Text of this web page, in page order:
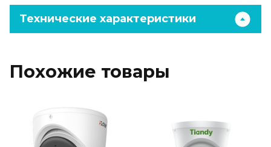
Технические характеристики
Похожие товары